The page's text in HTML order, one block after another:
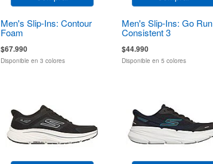
Men's Slip-Ins: Contour
Foam
$67.990
Disponible en 3 colores
Men's Slip-Ins: Go Run
Consistent 3
$44.990
Disponible en 5 colores